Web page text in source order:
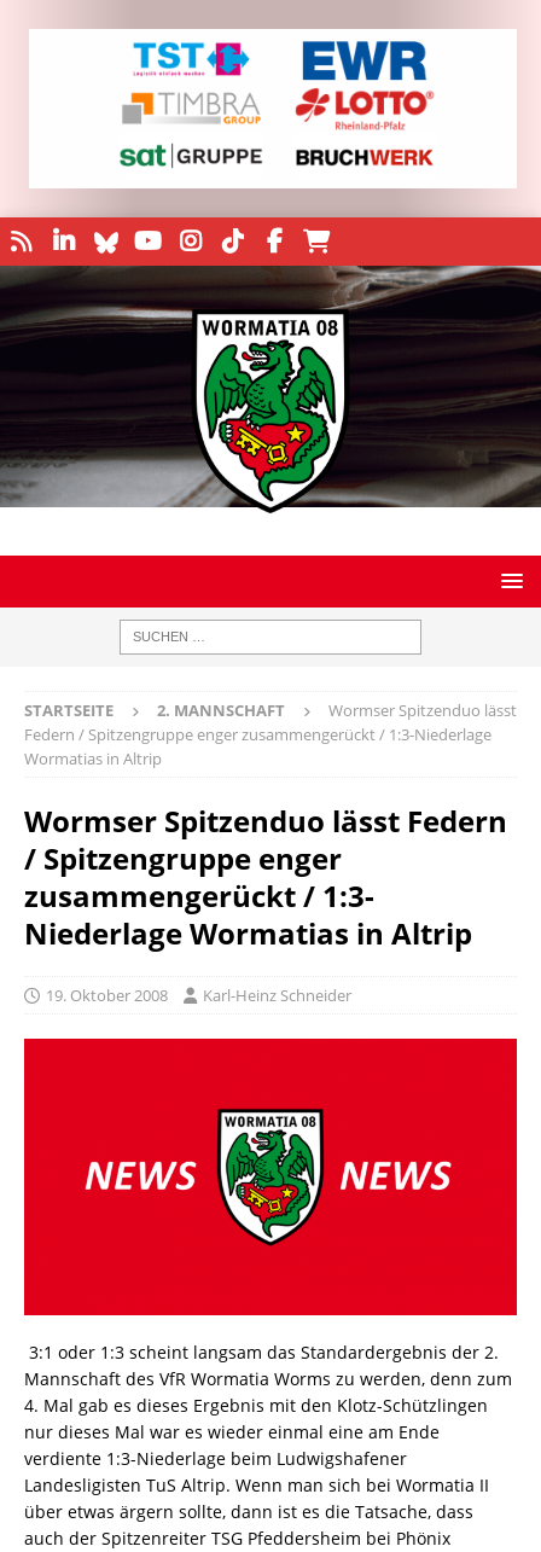
STARTSEITE 2. MANNSCHAFT
Wormser Spitzenduo lässt
Federn / Spitzengruppe enger zusammengerückt / 1:3-Niederlage
Wormatias in Altrip
Wormser Spitzenduo lässt Federn
/ Spitzengruppe enger
zusammengerückt / 1:3-
Niederlage Wormatias in Altrip
19. Oktober 2008 Karl-Heinz Schneider
3:1 oder 1:3 scheint langsam das Standardergebnis der 2.
Mannschaft des VfR Wormatia Worms zu werden, denn zum
4. Mal gab es dieses Ergebnis mit den Klotz-Schützlingen 
nur dieses Mal war es wieder einmal eine am Ende
verdiente 1:3-Niederlage beim Ludwigshafener
Landesligisten TuS Altrip. Wenn man sich bei Wormatia II
über etwas ärgern sollte, dann ist es die Tatsache, dass
auch der Spitzenreiter TSG Pfeddersheim bei Phönix